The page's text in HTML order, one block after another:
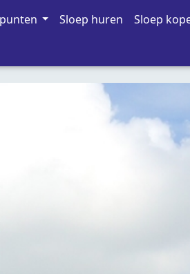
Sloep huren Sloep